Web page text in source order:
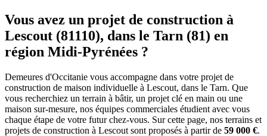
Vous avez un projet de construction à
Lescout (81110), dans le Tarn (81) en
région Midi-Pyrénées ?
Demeures d'Occitanie vous accompagne dans votre projet de
construction de maison individuelle à Lescout, dans le Tarn. Que
vous recherchiez un terrain à bâtir, un projet clé en main ou une
maison sur-mesure, nos équipes commerciales étudient avec vous
chaque étape de votre futur chez-vous. Sur cette page, nos terrains et
projets de construction à Lescout sont proposés à partir de 59 000 €.